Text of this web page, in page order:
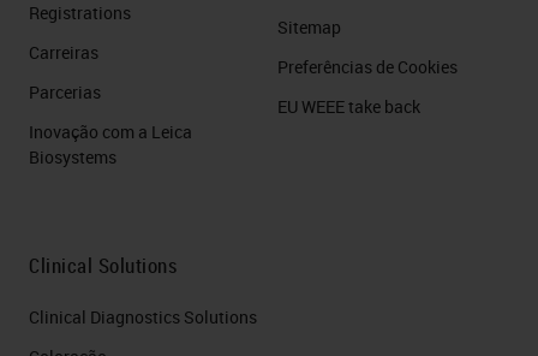
Registrations
Carreiras
Parcerias
Inovação com a Leica
Biosystems
Sitemap
Preferências de Cookies
EU WEEE take back
Clinical Solutions
Clinical Diagnostics Solutions